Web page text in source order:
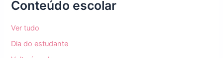
Conteúdo escolar
Ver tudo
Dia do estudante